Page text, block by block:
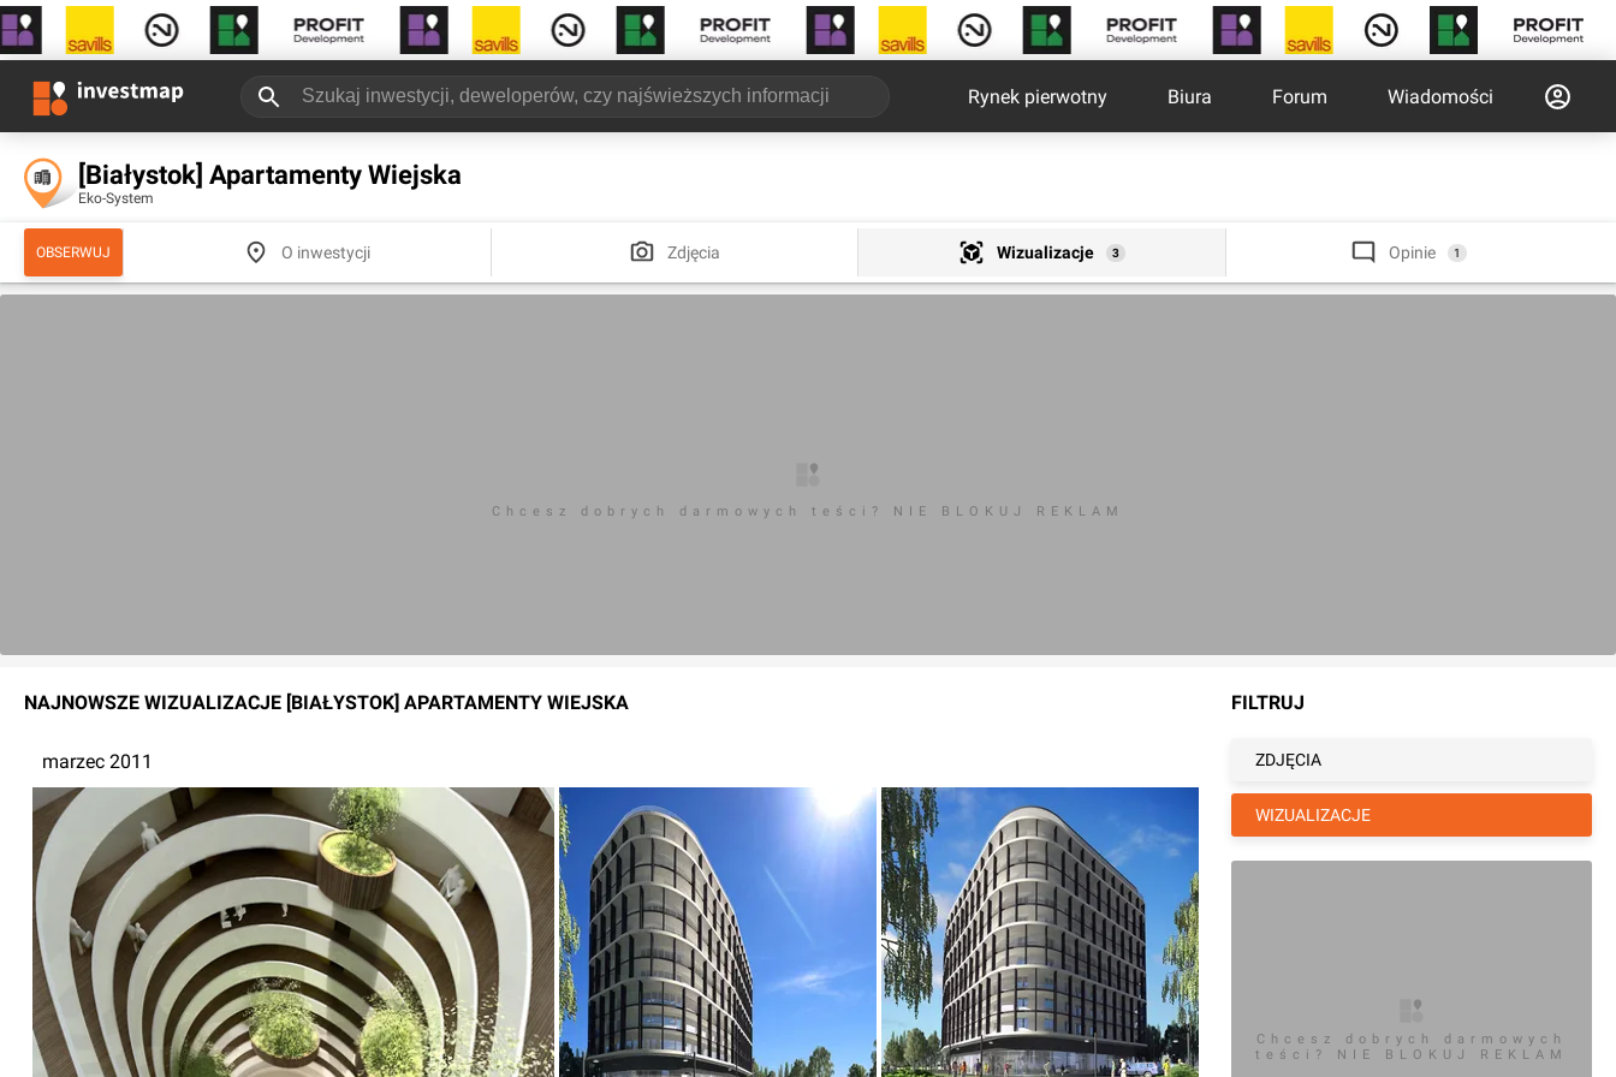
Rynek pierwotny Biura Forum Wiadomości
[Białystok] Apartamenty Wiejska
Eko-System
OBSERWUJ O inwestycji Zdjęcia Wizualizacje 3 Opinie 1
Chcesz dobrych darmowych teści? NIE BLOKUJ REKLAM
NAJNOWSZE WIZUALIZACJE [BIAŁYSTOK] APARTAMENTY WIEJSKA
marzec 2011
FILTRUJ
ZDJĘCIA
WIZUALIZACJE
Chcesz dobrych darmowych
teści? NIE BLOKUJ REKLAM